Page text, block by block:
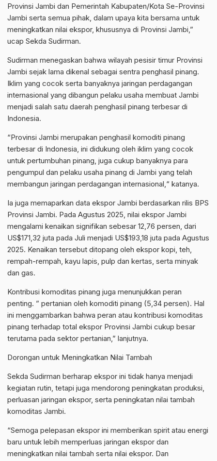
Provinsi Jambi dan Pemerintah Kabupaten/Kota Se-Provinsi
Jambi serta semua pihak, dalam upaya kita bersama untuk
meningkatkan nilai ekspor, khususnya di Provinsi Jambi,”
ucap Sekda Sudirman.
Sudirman menegaskan bahwa wilayah pesisir timur Provinsi
Jambi sejak lama dikenal sebagai sentra penghasil pinang.
Iklim yang cocok serta banyaknya jaringan perdagangan
internasional yang dibangun pelaku usaha membuat Jambi
menjadi salah satu daerah penghasil pinang terbesar di
Indonesia.
“Provinsi Jambi merupakan penghasil komoditi pinang
terbesar di Indonesia, ini didukung oleh iklim yang cocok
untuk pertumbuhan pinang, juga cukup banyaknya para
pengumpul dan pelaku usaha pinang di Jambi yang telah
membangun jaringan perdagangan internasional,“ katanya.
Ia juga memaparkan data ekspor Jambi berdasarkan rilis BPS
Provinsi Jambi. Pada Agustus 2025, nilai ekspor Jambi
mengalami kenaikan signifikan sebesar 12,76 persen, dari
US$171,32 juta pada Juli menjadi US$193,18 juta pada Agustus
2025. Kenaikan tersebut ditopang oleh ekspor kopi, teh,
rempah-rempah, kayu lapis, pulp dan kertas, serta minyak
dan gas.
Kontribusi komoditas pinang juga menunjukkan peran
penting. ” pertanian oleh komoditi pinang (5,34 persen). Hal
ini menggambarkan bahwa peran atau kontribusi komoditas
pinang terhadap total ekspor Provinsi Jambi cukup besar
terutama pada sektor pertanian,” lanjutnya.
Dorongan untuk Meningkatkan Nilai Tambah
Sekda Sudirman berharap ekspor ini tidak hanya menjadi
kegiatan rutin, tetapi juga mendorong peningkatan produksi,
perluasan jaringan ekspor, serta peningkatan nilai tambah
komoditas Jambi.
“Semoga pelepasan ekspor ini memberikan spirit atau energi
baru untuk lebih memperluas jaringan ekspor dan
meningkatkan nilai tambah serta nilai ekspor. Dan